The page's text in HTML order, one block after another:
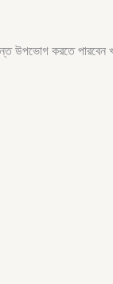
উপভোগ করতে পারবেন